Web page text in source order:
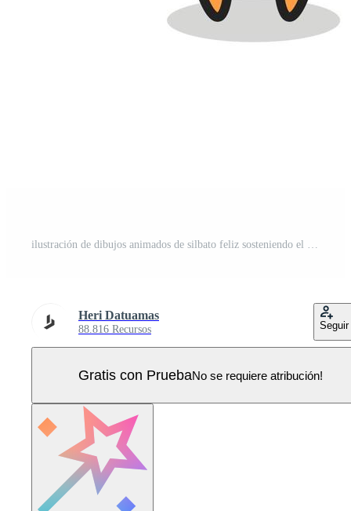
ilustración de dibujos animados de silbato feliz sosteniendo el trofeo de oro Vector Pro
Heri Datuamas
88.816 Recursos Seguir
Gratis con PruebaNo se requiere atribución!